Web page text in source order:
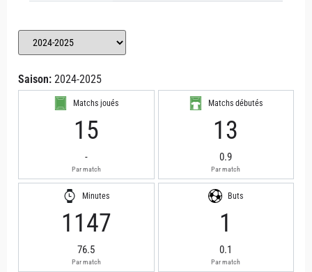
Saison: 2024-2025
Matchs joués
15
-
Par match
Matchs débutés
13
0.9
Par match
Minutes
1147
76.5
Par match
Buts
1
0.1
Par match